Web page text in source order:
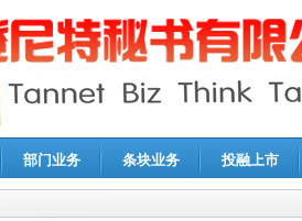
部门业务 条块业务 投融上市